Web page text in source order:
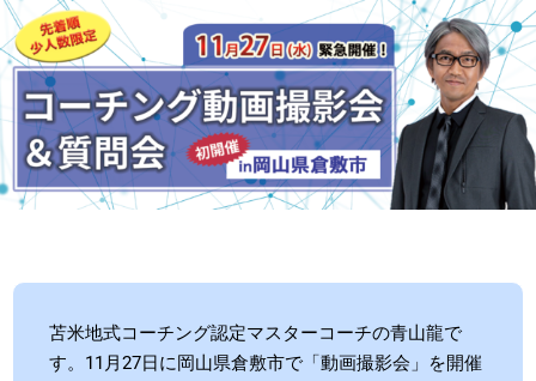
苫米地式コーチング認定マスターコーチの青山龍で
す。11月27日に岡山県倉敷市で「動画撮影会」を開催